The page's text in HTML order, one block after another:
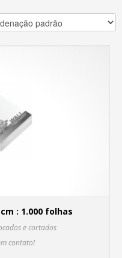
: 1.000 folhas
e cortados
contato!